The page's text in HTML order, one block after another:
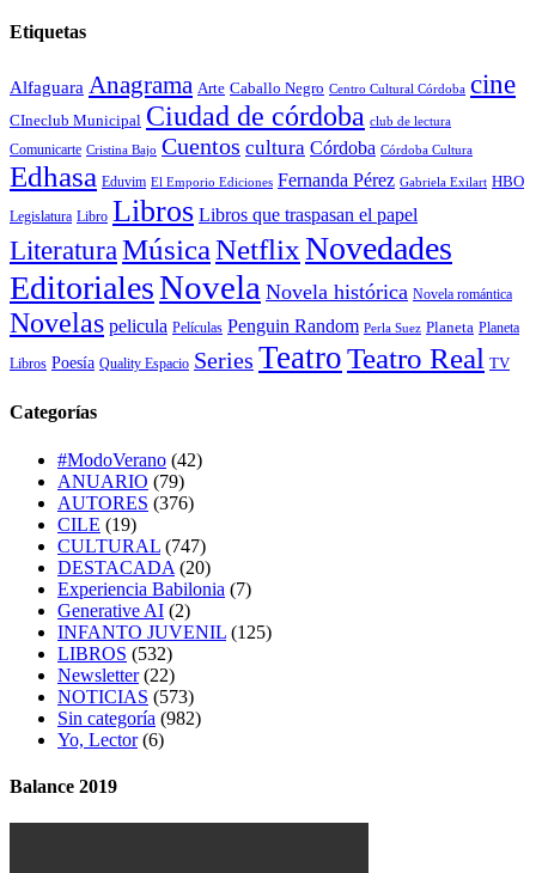
Etiquetas
Alfaguara Anagrama Arte Caballo Negro Centro Cultural Córdoba cine
CIneclub Municipal Ciudad de córdoba club de lectura
Comunicarte Cristina Bajo Cuentos cultura Córdoba Córdoba Cultura
Edhasa Eduvim El Emporio Ediciones Fernanda Pérez Gabriela Exilart HBO
Legislatura Libro Libros Libros que traspasan el papel
LiteraturaMúsicaNetflixNovedades
EditorialesNovela Novela histórica Novela romántica
Novelas pelicula Películas Penguin Random Perla Suez Planeta Planeta
Libros Poesía Quality Espacio Series TeatroTeatro Real TV
Categorías
#ModoVerano (42)
ANUARIO (79)
AUTORES (376)
CILE (19)
CULTURAL (747)
DESTACADA (20)
Experiencia Babilonia (7)
Generative AI (2)
INFANTO JUVENIL (125)
LIBROS (532)
Newsletter(22)
NOTICIAS (573)
Sin categoría (982)
Yo, Lector(6)
Balance 2019